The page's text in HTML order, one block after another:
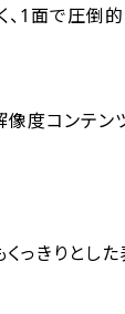
1面で圧倒的
度コンテン
っきりとし